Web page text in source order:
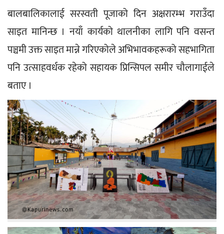
बालबालिकालाई सरस्वती पूजाको दिन अक्षरारम्भ गराउँदा
साइत मानिन्छ । नयाँ कार्यको थालनीका लागि पनि वसन्त
पञ्चमी उक्त साइत मान्ने गरिएकोले अभिभावकहरूको सहभागिता
पनि उत्साहवर्धक रहेको सहायक प्रिन्सिपल समीर चौलागाईले
बताए ।